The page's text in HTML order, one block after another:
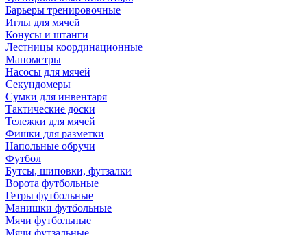
Барьеры тренировочные
Иглы для мячей
Конусы и штанги
Лестницы координационные
Манометры
Насосы для мячей
Секундомеры
Сумки для инвентаря
Тактические доски
Тележки для мячей
Фишки для разметки
Напольные обручи
Футбол
Бутсы, шиповки, футзалки
Ворота футбольные
Гетры футбольные
Манишки футбольные
Мячи футбольные
Мячи футзальные